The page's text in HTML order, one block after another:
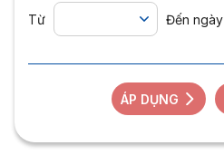
Từ Đến ngày
ÁP DỤNG